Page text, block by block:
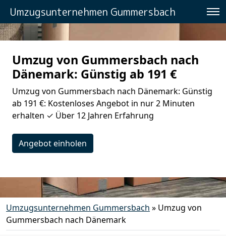
Umzugsunternehmen Gummersbach
Umzug von Gummersbach nach
Dänemark: Günstig ab 191 €
Umzug von Gummersbach nach Dänemark: Günstig
ab 191 €: Kostenloses Angebot in nur 2 Minuten
erhalten ✓ Über 12 Jahren Erfahrung
Angebot einholen
Umzugsunternehmen Gummersbach » Umzug von
Gummersbach nach Dänemark